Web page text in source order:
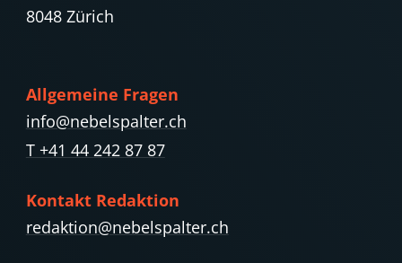
8048 Zürich
Allgemeine Fragen
info@nebelspalter.ch
T +41 44 242 87 87
Kontakt Redaktion
redaktion@nebelspalter.ch